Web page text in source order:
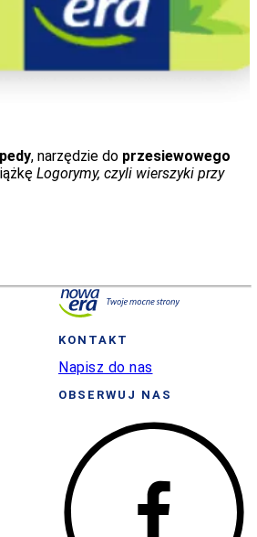
, narzędzie do przesiewowego
Logorymy, czyli wierszyki przy
KONTAKT
Napisz do nas
OBSERWUJ NAS